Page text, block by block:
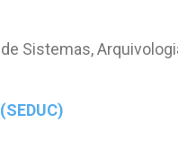
Sistemas,